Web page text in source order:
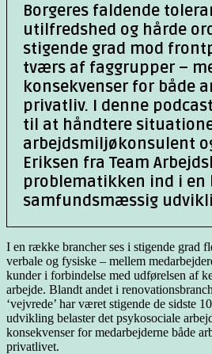
Borgeres faldende
utilfredshed og hårde
stigende grad mod
tværs af faggrupper –
konsekvenser for både
privatliv. I denne
til at håndtere
arbejdsmiljøkonsulent
Eriksen fra Team
problematikken ind i en
samfundsmæssig
I en række brancher ses i stigende grad
verbale og fysiske – mellem
kunder i forbindelse med udførelsen af
arbejde. Blandt andet i
‘vejvrede’ har været stigende de sidste
udvikling belaster det psykosociale
konsekvenser for medarbejderne både
privatlivet.